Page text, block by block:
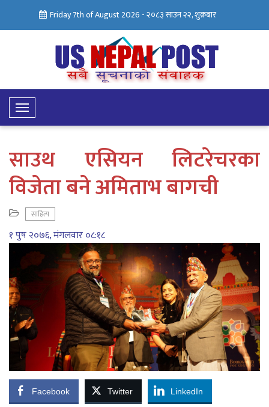
Friday 7th of August 2026 -२०८३ साउन २२, शुक्रबार
Toggle
Navigation
साउथ एसियन लिटरेचरका
विजेता बने अमिताभ बागची
साहित्य
१ पुष २०७६, मंगलवार ०८:१८
Facebook Twitter LinkedIn